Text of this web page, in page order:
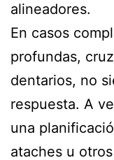
alineadores.
En casos
profundas,
dentarios, no
respuesta. A
una
ataches u